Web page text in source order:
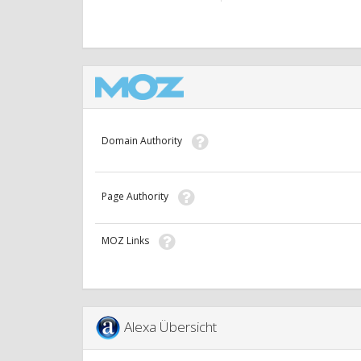
Domain Authority
Page Authority
MOZ Links
Alexa Übersicht